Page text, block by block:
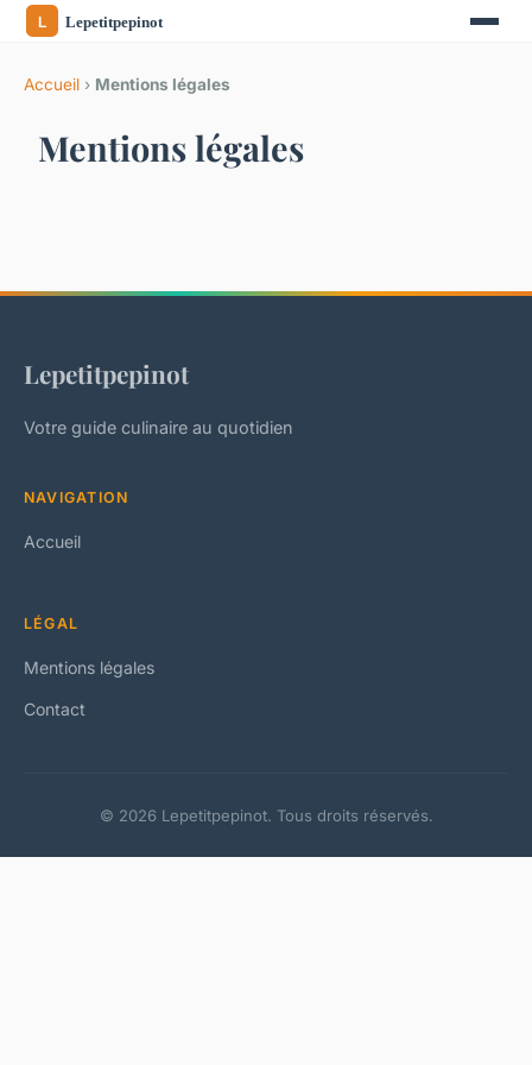
Accueil › Mentions légales
Mentions légales
Lepetitpepinot
Votre guide culinaire au quotidien
NAVIGATION
Accueil
LÉGAL
Mentions légales
Contact
© 2026 Lepetitpepinot. Tous droits réservés.